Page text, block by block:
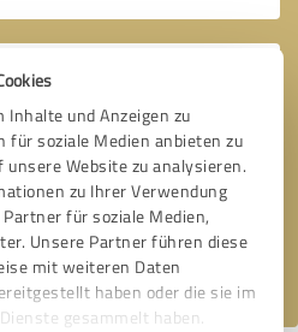
Inhalte und Anzeigen zu
für soziale Medien anbieten zu
Website zu analysieren.
zu Ihrer Verwendung
für soziale Medien,
Unsere Partner führen diese
mit weiteren Daten
haben oder die sie im
gesammelt haben.
* Erforderliche Angaben
senden
zu.